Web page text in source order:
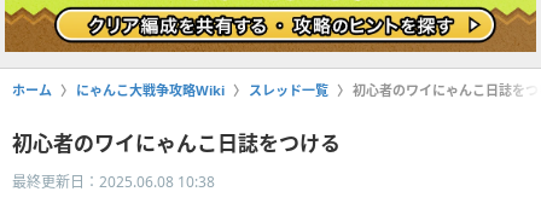
ホーム にゃんこ大戦争攻略Wiki スレッド一覧 初心者のワイにゃんこ日誌を
初心者のワイにゃんこ日誌をつける
最終更新日：2025.06.08 10:38